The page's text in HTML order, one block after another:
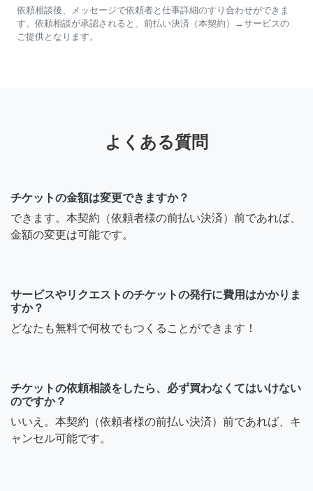
依頼相談後、メッセージで依頼者と仕事詳細のすり合わせができま
す。依頼相談が承認されると、前払い決済（本契約）→サービスの
ご提供となります。
よくある質問
チケットの金額は変更できますか？
できます。本契約（依頼者様の前払い決済）前であれば、
金額の変更は可能です。
サービスやリクエストのチケットの発行に費用はかかりま
すか？
どなたも無料で何枚でもつくることができます！
チケットの依頼相談をしたら、必ず買わなくてはいけない
のですか？
いいえ。本契約（依頼者様の前払い決済）前であれば、キ
ャンセル可能です。